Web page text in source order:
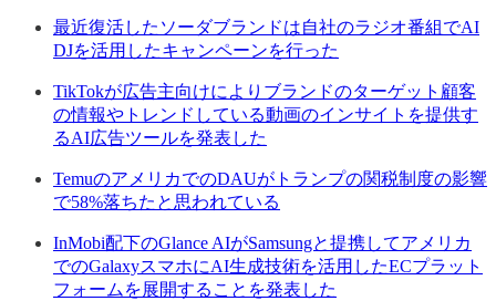
最近復活したソーダブランドは自社のラジオ番組でAI
DJを活用したキャンペーンを行った
TikTokが広告主向けによりブランドのターゲット顧客
の情報やトレンドしている動画のインサイトを提供す
るAI広告ツールを発表した
TemuのアメリカでのDAUがトランプの関税制度の影響
で58%落ちたと思われている
InMobi配下のGlance AIがSamsungと提携してアメリカ
でのGalaxyスマホにAI生成技術を活用したECプラット
フォームを展開することを発表した